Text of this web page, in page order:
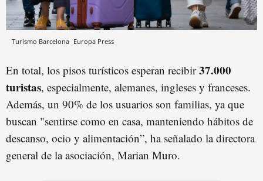
Turismo Barcelona Europa Press
En total, los pisos turísticos esperan recibir37.000
turistas, especialmente, alemanes, ingleses y franceses.
Además, un 90% de los usuarios son familias, ya que
buscan "sentirse como en casa, manteniendo hábitos de
descanso, ocio y alimentación”, ha señalado la directora
general de la asociación, Marian Muro.